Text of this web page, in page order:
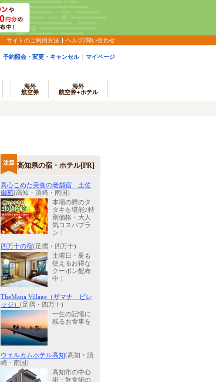
サイトのご利用方法 ヘルプ/問い合わせ
予約照会・変更・キャンセル マイページ
海外
航空券
海外
航空券+ホテル
高知県の宿・ホテル[PR]
真心こめた美食の老舗宿 土佐
御苑(高知・須崎・南国)
本場の鰹のタ
タキを堪能♪特
別価格・大人
気コスパプラ
ン！
四万十の宿(足摺・四万十)
土曜日・夏も
使えるお得な
クーポン配布
中！
TheMana Village（ザマナ ビレ
ッジ） (足摺・四万十)
一生の記憶に
残るお食事を
ウェルカムホテル高知(高知・須
崎・南国)
高知市の中心
街・飲食街の